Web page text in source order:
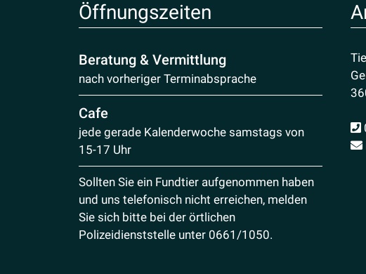
Öffnungs­zeiten
Beratung & Vermittlung
nach vorheriger Terminabsprache
Cafe
jede gerade Kalenderwoche samstags von
15-17 Uhr
Sollten Sie ein Fundtier aufgenommen haben
und uns telefonisch nicht erreichen, melden
Sie sich bitte bei der örtlichen
Polizeidienststelle unter 0661/1050.